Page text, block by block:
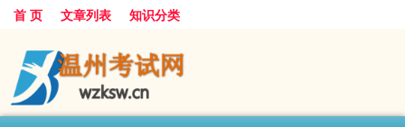
首 页 文章列表 知识分类